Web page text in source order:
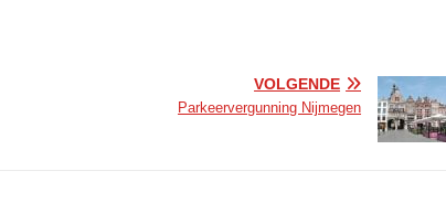
VOLGENDE
Parkeervergunning Nijmegen